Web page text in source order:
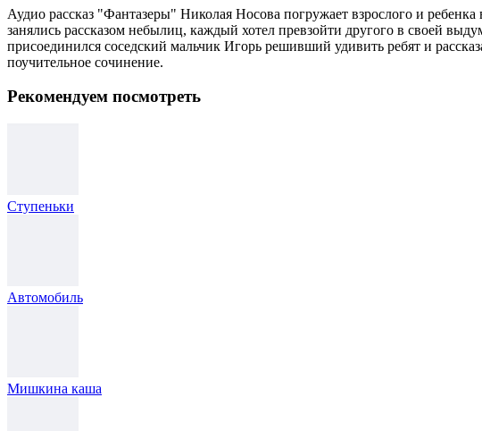
Аудио рассказ "Фантазеры" Николая Носова погружает взрослого и
занялись рассказом небылиц, каждый хотел превзойти другого в своей
присоединился соседский мальчик Игорь решивший удивить ребят и
поучительное сочинение.
Рекомендуем посмотреть
Ступеньки
Автомобиль
Мишкина каша